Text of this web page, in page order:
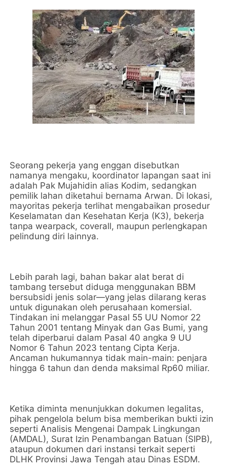
Seorang pekerja yang enggan disebutkan
namanya mengaku, koordinator lapangan saat ini
adalah Pak Mujahidin alias Kodim, sedangkan
pemilik lahan diketahui bernama Arwan. Di lokasi,
mayoritas pekerja terlihat mengabaikan prosedur
Keselamatan dan Kesehatan Kerja (K3), bekerja
tanpa wearpack, coverall, maupun perlengkapan
pelindung diri lainnya.
Lebih parah lagi, bahan bakar alat berat di
tambang tersebut diduga menggunakan BBM
bersubsidi jenis solar—yang jelas dilarang keras
untuk digunakan oleh perusahaan komersial.
Tindakan ini melanggar Pasal 55 UU Nomor 22
Tahun 2001 tentang Minyak dan Gas Bumi, yang
telah diperbarui dalam Pasal 40 angka 9 UU
Nomor 6 Tahun 2023 tentang Cipta Kerja.
Ancaman hukumannya tidak main-main: penjara
hingga 6 tahun dan denda maksimal Rp60 miliar.
Ketika diminta menunjukkan dokumen legalitas,
pihak pengelola belum bisa memberikan bukti izin
seperti Analisis Mengenai Dampak Lingkungan
(AMDAL), Surat Izin Penambangan Batuan (SIPB),
ataupun dokumen dari instansi terkait seperti
DLHK Provinsi Jawa Tengah atau Dinas ESDM.